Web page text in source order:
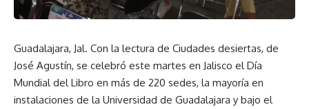
Guadalajara, Jal. Con la lectura de Ciudades desiertas, de
José Agustín, se celebró este martes en Jalisco el Día
Mundial del Libro en más de 220 sedes, la mayoría en
instalaciones de la Universidad de Guadalajara y bajo el